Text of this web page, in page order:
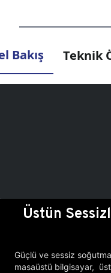
Bakış Teknik
Üstün
Güçlü ve sessiz
masaüstü bilgisayar,